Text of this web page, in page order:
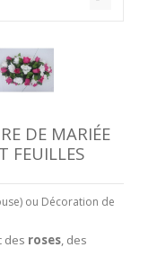
DE MARIÉE
FEUILLES
ou Décoration de
des roses , des